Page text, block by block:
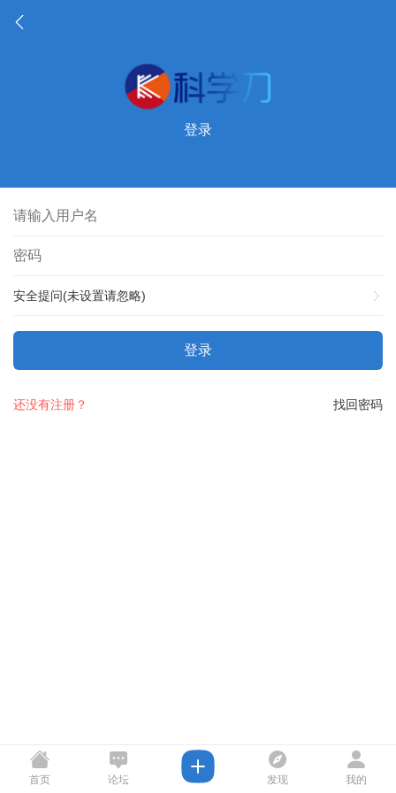
登录
安全提问(未设置请忽略)
登录
找回密码
还没有注册？
首页 论坛 发现 我的